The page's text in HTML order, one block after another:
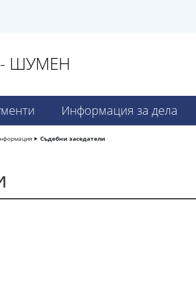
ШУМЕН
Информация за дела
Съдебни заседатели